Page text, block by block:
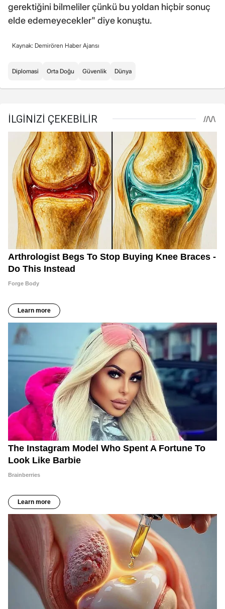
gerektiğini bilmeliler çünkü bu yoldan hiçbir sonuç
elde edemeyecekler" diye konuştu.
Kaynak: Demirören Haber Ajansı
Diplomasi Orta Doğu Güvenlik Dünya